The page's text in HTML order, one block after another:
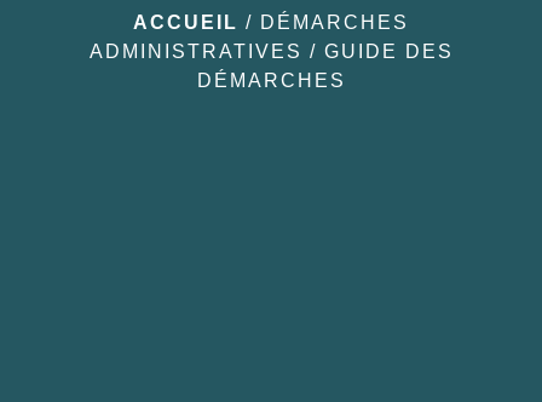
ACCUEIL / DÉMARCHES
ADMINISTRATIVES / GUIDE DES
DÉMARCHES